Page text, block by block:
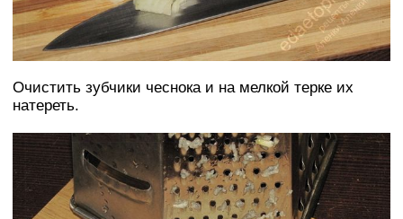
Очистить зубчики чеснока и на мелкой терке их
натереть.